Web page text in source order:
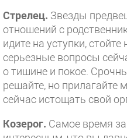
Стрелец. Звезды
отношений с
идите на уступки,
серьезные вопросы
о тишине и покое.
решайте, но прилагайте
сейчас истощать свой
Козерог. Самое время